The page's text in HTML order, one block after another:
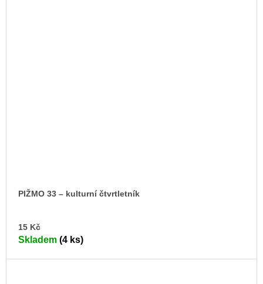
PIŽMO 33 – kulturní čtvrtletník
15 Kč
Skladem (4 ks)